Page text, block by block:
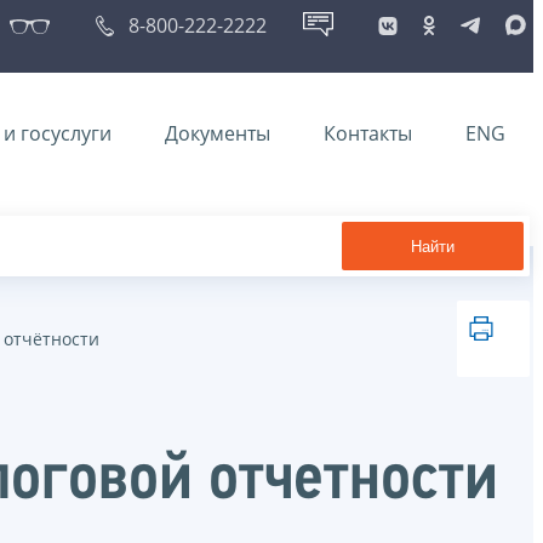
8-800-222-2222
госуслуги Документы Контакты ENG
Найти
отчетности